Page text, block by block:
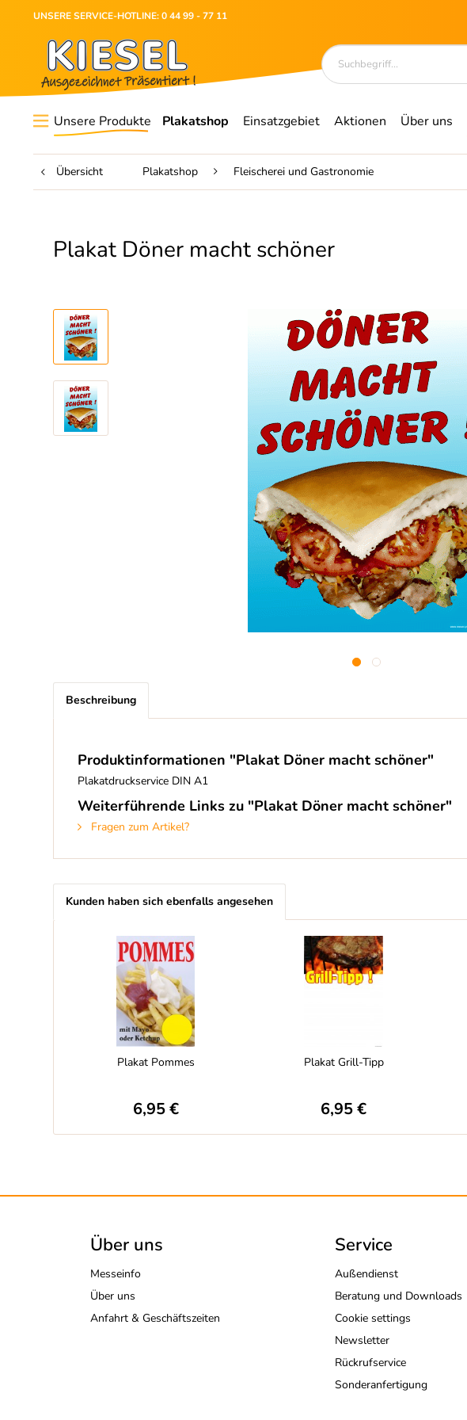
UNSERE SERVICE-HOTLINE: 0 44 99 - 77 11
Unsere Produkte Plakatshop Einsatzgebiet Aktionen Über uns
Übersicht Plakatshop Fleischerei und Gastronomie
Plakat Döner macht schöner
Beschreibung
Produktinformationen "Plakat Döner macht schöner"
Plakatdruckservice DIN A1
Weiterführende Links zu "Plakat Döner macht schöner"
Fragen zum Artikel?
Kunden haben sich ebenfalls angesehen
Plakat Pommes
6,95 €
Plakat Grill-Tipp
6,95 €
Über uns
Messeinfo
Über uns
Anfahrt & Geschäftszeiten
Service
Außendienst
Beratung und Downloads
Cookie settings
Newsletter
Rückrufservice
Sonderanfertigung